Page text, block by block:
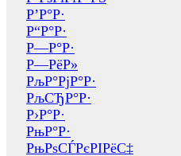
Р’Р°Р·
Р“Р°Р·
Р—Р°Р·
Р—РёР»
РљР°РјР°Р·
РљСЂР°Р·
Р›Р°Р·
РњР°Р·
РњРѕСЃРєРІРёС‡